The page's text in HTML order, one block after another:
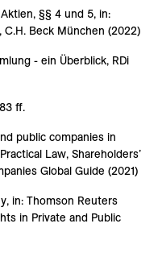
§§ 4 und 5, in:
Beck München (2022)
- ein Überblick, RDi
ff.
public companies in
Law, Shareholders’
Global Guide (2021)
in: Thomson Reuters
in Private and Public